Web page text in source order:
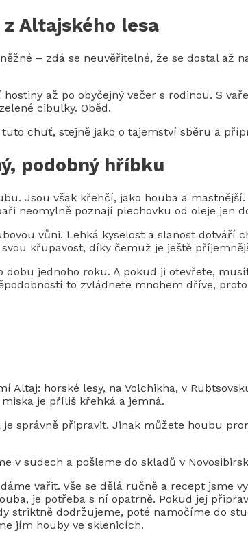
Altajského lesa
– zdá se neuvěřitelné, že se dostal až
až po obyčejný večer s rodinou. S
cibulky. Oběd.
chuť, stejně jako o tajemství sběru a
podobný hříbku
Jsou však křehčí, jako houba a mastnější.
neomylně poznají plechovku od oleje jen
vůni. Lehká kyselost a slanost dotváří
křupavost, díky čemuž je ještě
dobu jednoho roku. A pokud ji otevřete,
to zvládnete mnohem dříve,
horské lesy, na Volchikha, v
je příliš křehká a jemná.
správně připravit. Jinak můžete houbu
v sudech a pošleme do skladů v
vařit. Vše se dělá ručně a recept jsme
je potřeba s ní opatrně. Pokud jej
striktně dodržujeme, poté namočíme do
jím houby ve sklenicích.